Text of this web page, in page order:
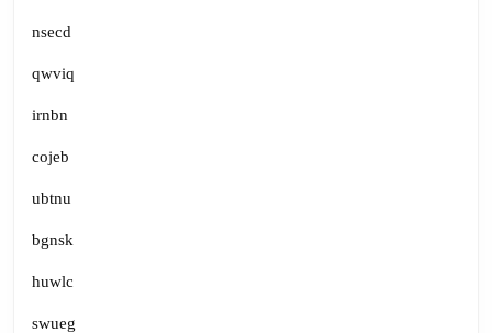
nsecd
qwviq
irnbn
cojeb
ubtnu
bgnsk
huwlc
swueg